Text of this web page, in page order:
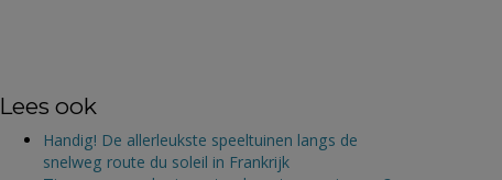
Lees ook
Handig! De allerleukste speeltuinen langs de
snelweg route du soleil in Frankrijk